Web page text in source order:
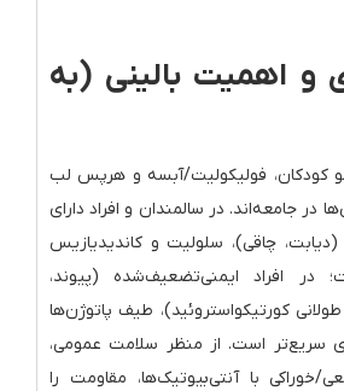
و اهمیت بالینی (به
کودکان، فولیکولیت/آبسه و هرپس لب
در جامعه‌اند. در سالمندان و افراد دارای
(دیابت، چاقی)، سلولیت و کاندیدیازیس
در افراد ایمنی‌تضعیف‌شده (پیوند،
کورتیکواستروئید)، طیف پاتوژن‌ها
سریع‌تر است. از منظر سلامت عمومی،
خوراکی با آنتی‌بیوتیک‌ها، مقاومت را